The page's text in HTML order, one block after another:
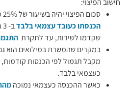
חישוב הפיצוי:
סכום הפיצוי יהיה בשיעור של 25% מ
הכנסתו כעובד עצמאי בלבד
ב-
שקדמו לשירות,עד לתקרת
במקרים שהמשרת במילואים הוא
מקבל תגמול לפי הכנסות קודמות,
כעצמאי בלבד.
כאשר ההכנסה כעצמאי נמוכה